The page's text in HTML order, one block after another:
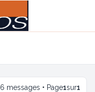
6 messages • Page1sur1